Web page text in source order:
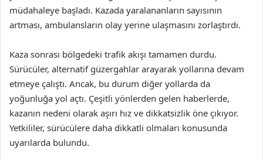
müdahaleye başladı. Kazada yaralananların sayısının
artması, ambulansların olay yerine ulaşmasını zorlaştırdı.
Kaza sonrası bölgedeki trafik akışı tamamen durdu.
Sürücüler, alternatif güzergahlar arayarak yollarına devam
etmeye çalıştı. Ancak, bu durum diğer yollarda da
yoğunluğa yol açtı. Çeşitli yönlerden gelen haberlerde,
kazanın nedeni olarak aşırı hız ve dikkatsizlik öne çıkıyor.
Yetkililer, sürücülere daha dikkatli olmaları konusunda
uyarılarda bulundu.